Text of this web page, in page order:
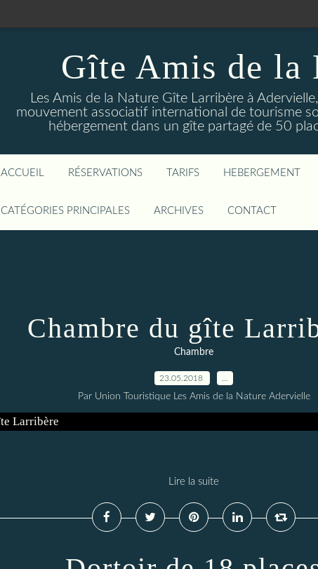
Gîte Amis de la
Les Amis de la Nature Gîte Larribère à
mouvement associatif international de tourisme
hébergement dans un gîte partagé de 50
ACCUEIL RÉSERVATIONS TARIFS HEBERGEMENT
CATÉGORIES PRINCIPALES ARCHIVES CONTACT
Chambre du gîte
Chambre
23.05.2018
Par Union Touristique Les Amis de la Nature Adervielle
Lire la suite